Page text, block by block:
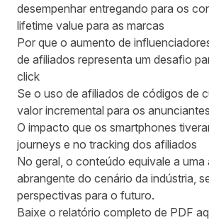
desempenhar entregando para os
lifetime value para as marcas
Por que o aumento de
de afiliados representa um desafio
click
Se o uso de afiliados de códigos de
valor incremental para os anunciantes
O impacto que os smartphones
journeys e no tracking dos afiliados
No geral, o conteúdo equivale a uma
abrangente do cenário da indústria,
perspectivas para o futuro.
Baixe o relatório completo de PDF